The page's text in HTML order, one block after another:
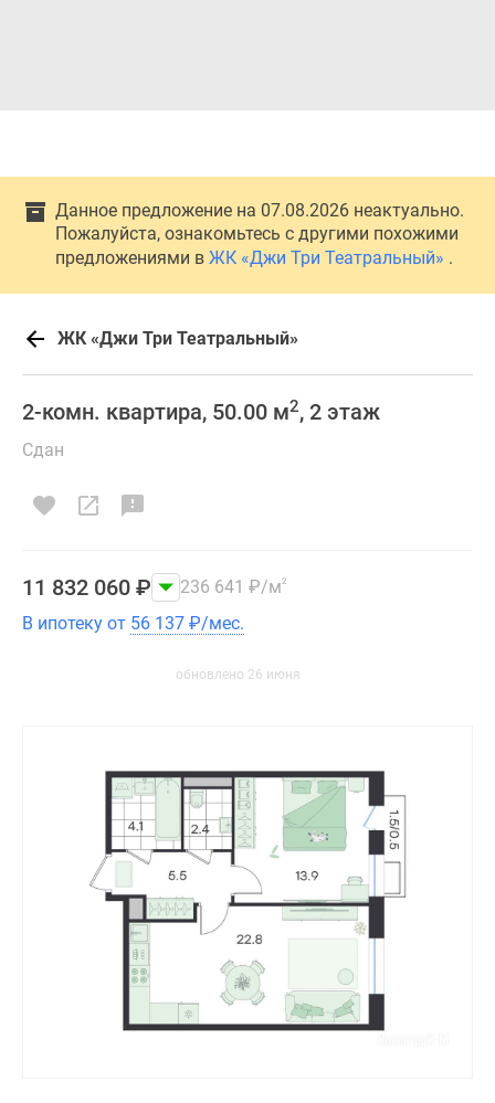
Данное предложение на 07.08.2026 неактуально.
Пожалуйста, ознакомьтесь с другими похожими
предложениями в ЖК «Джи Три Театральный» .
ЖК «Джи Три Театральный»
2-комн. квартира, 50.00 м2, 2 этаж
Сдан
11 832 060 ₽ 236 641 ₽/м2
В ипотеку от 56 137 ₽/мес.
обновлено 26 июня